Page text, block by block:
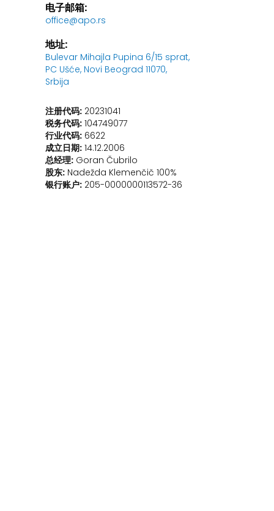
电子邮箱:
office@apo.rs
地址:
Bulevar Mihajla Pupina 6/15 sprat,
PC Ušće, Novi Beograd 11070,
Srbija
注册代码: 20231041
税务代码: 104749077
行业代码: 6622
成立日期: 14.12.2006
总经理: Goran Čubrilo
股东: Nadežda Klemenčič 100%
银行账户: 205-0000000113572-36